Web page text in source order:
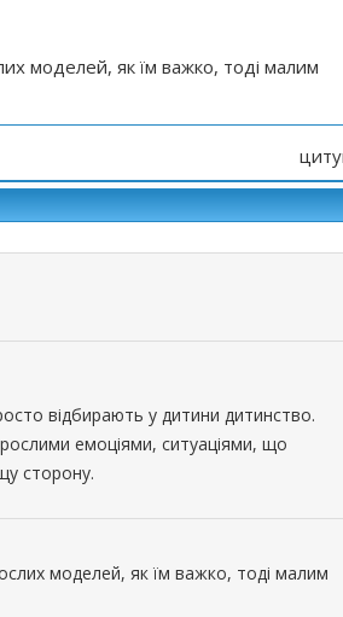
моделей, як їм важко, тоді малим
відбирають у дитини дитинство.
емоціями, ситуаціями, що
сторону.
моделей, як їм важко, тоді малим